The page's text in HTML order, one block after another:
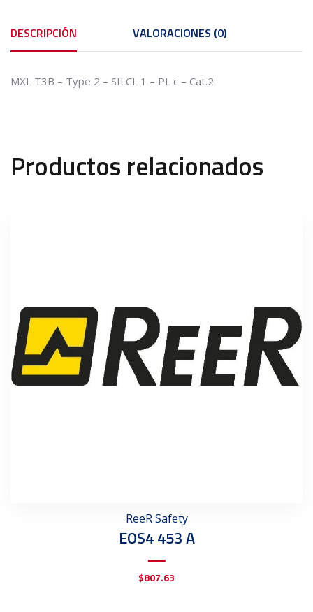
DESCRIPCIÓN VALORACIONES (0)
MXL T3B – Type 2 – SILCL 1 – PL c – Cat.2
Productos relacionados
ReeR Safety
EOS4 453 A
$807.63